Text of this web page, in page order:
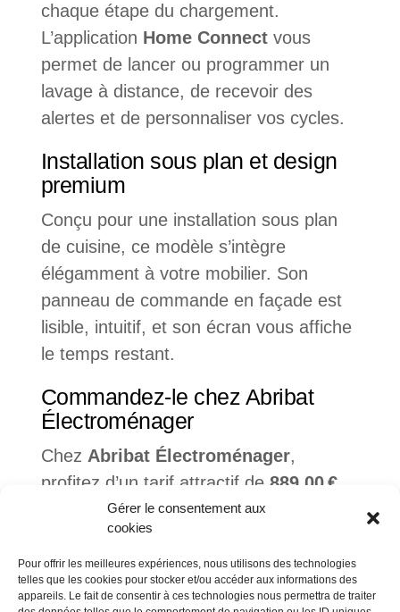
Gérer le consentement aux
cookies
Pour offrir les meilleures expériences, nous utilisons des technologies
telles que les cookies pour stocker et/ou accéder aux informations des
appareils. Le fait de consentir à ces technologies nous permettra de traiter
chaque étape du chargement.
L’application Home Connectvous
permet de lancer ou programmer un
lavage à distance, de recevoir des
alertes et de personnaliser vos cycles.
Installation sous plan et design
premium
Conçu pour une installation sous plan
de cuisine, ce modèle s’intègre
élégamment à votre mobilier. Son
panneau de commande en façade est
lisible, intuitif, et son écran vous affiche
le temps restant.
Commandez-le chez Abribat
Électroménager
Chez Abribat Électroménager,
profitez d’un tarif attractif de 889,00 €
(au lieu de 969 €), avec la possibilité de
régler en 3x ou 4x sans frais. La
livraison standard est offerte partout en
France continentale.